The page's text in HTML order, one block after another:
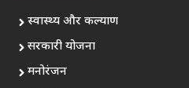
स्वास्थ्य और कल्याण
सरकारी योजना
मनोरंजन